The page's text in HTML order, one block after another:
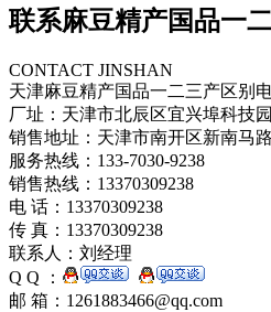
联系麻豆精产国品一
CONTACT JINSHAN
天津麻豆精产国品一二三产区别
厂址：天津市北辰区宜兴埠科技
销售地址：天津市南开区新南马
服务热线：133-7030-9238
销售热线：13370309238
电 话：13370309238
传 真：13370309238
联系人：刘经理
Q Q ：
邮 箱：1261883466@qq.com